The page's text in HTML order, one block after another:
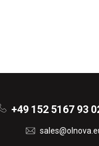
+49 152 5167 93